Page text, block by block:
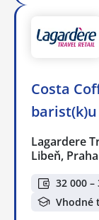
Costa
Lagardere
Libeň, Praha
32 000 –
Vhodné